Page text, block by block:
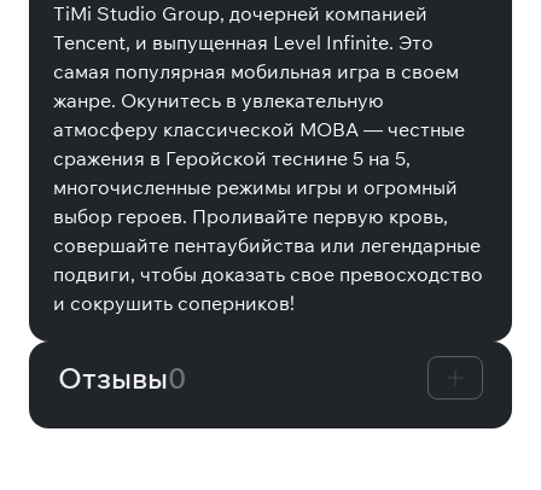
TiMi Studio Group, дочерней компанией
Tencent, и выпущенная Level Infinite. Это
самая популярная мобильная игра в своем
жанре. Окунитесь в увлекательную
атмосферу классической MOBA — честные
сражения в Геройской теснине 5 на 5,
многочисленные режимы игры и огромный
выбор героев. Проливайте первую кровь,
совершайте пентаубийства или легендарные
подвиги, чтобы доказать свое превосходство
и сокрушить соперников!
Отзывы0